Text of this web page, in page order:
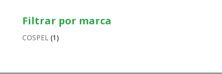
Filtrar por marca
COSPEL (1)